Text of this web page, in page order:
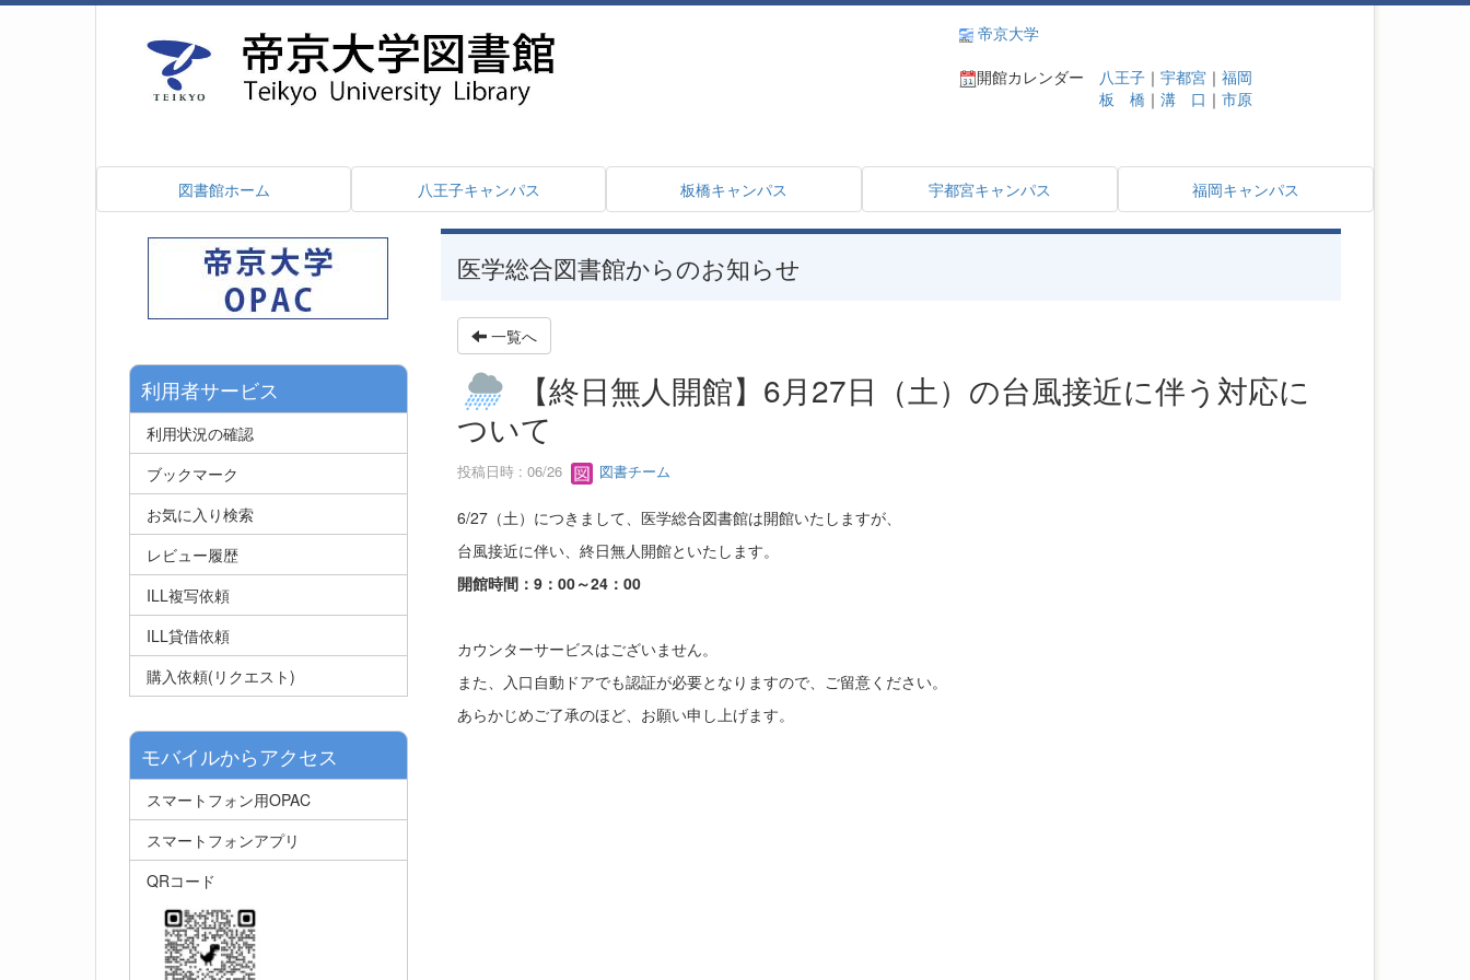
帝京大学
開館カレンダー 八王子｜ 宇都宮｜ 福岡
板 橋 ｜ 溝 口 ｜ 市原
図書館ホーム 八王子キャンパス 板橋キャンパス 宇都宮キャンパス 福岡キャンパス
医学総合図書館からのお知らせ
一覧へ
【終日無人開館】6月27日（土）の台風接近に伴う対応に
ついて
投稿日時 : 06/26 図書チーム
6/27（土）につきまして、医学総合図書館は開館いたしますが、
台風接近に伴い、終日無人開館といたします。
開館時間：9：00～24：00
カウンターサービスはございません。
また、入口自動ドアでも認証が必要となりますので、ご留意ください。
あらかじめご了承のほど、お願い申し上げます。
利用者サービス
利用状況の確認
ブックマーク
お気に入り検索
レビュー履歴
ILL複写依頼
ILL貸借依頼
購入依頼(リクエスト)
モバイルからアクセス
スマートフォン用OPAC
スマートフォンアプリ
QRコード